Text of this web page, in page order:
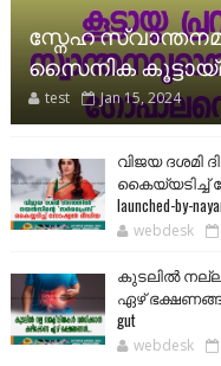
സ്നേഹ
സൈനിക
test Jan 15, 2024
വിജയ
കൈയ്യടിച്ച്
launched-by-
webdesk
കുടലിൽ നല്ല
ഏഴ് ഭക്ഷണങ്ങള്‍...
gut
webdesk